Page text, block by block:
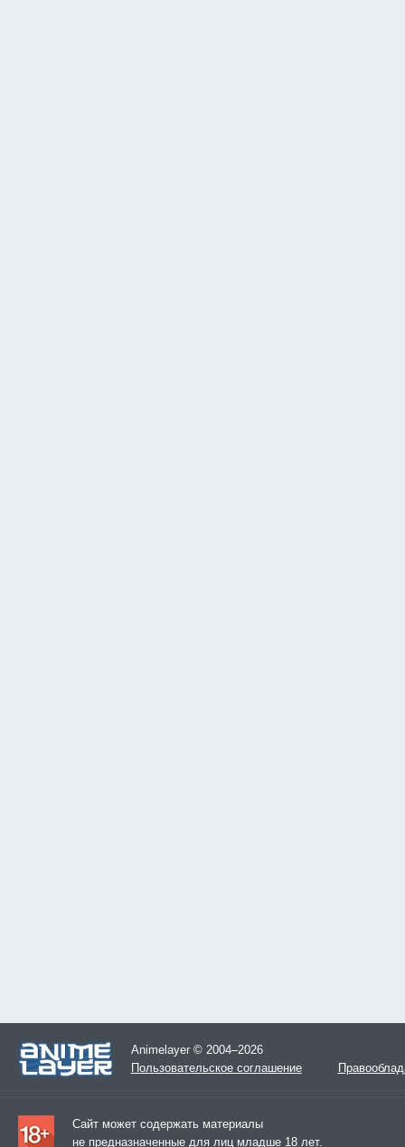
Animelayer © 2004–2026
Пользовательское соглашение
Сайт может содержать материалы
не предназначенные для лиц младше 18 лет.